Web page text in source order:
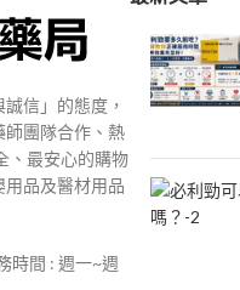
信」的態度，
師團隊合作、熱
、最安心的購物
品及醫材用品
時間 : 週一~週